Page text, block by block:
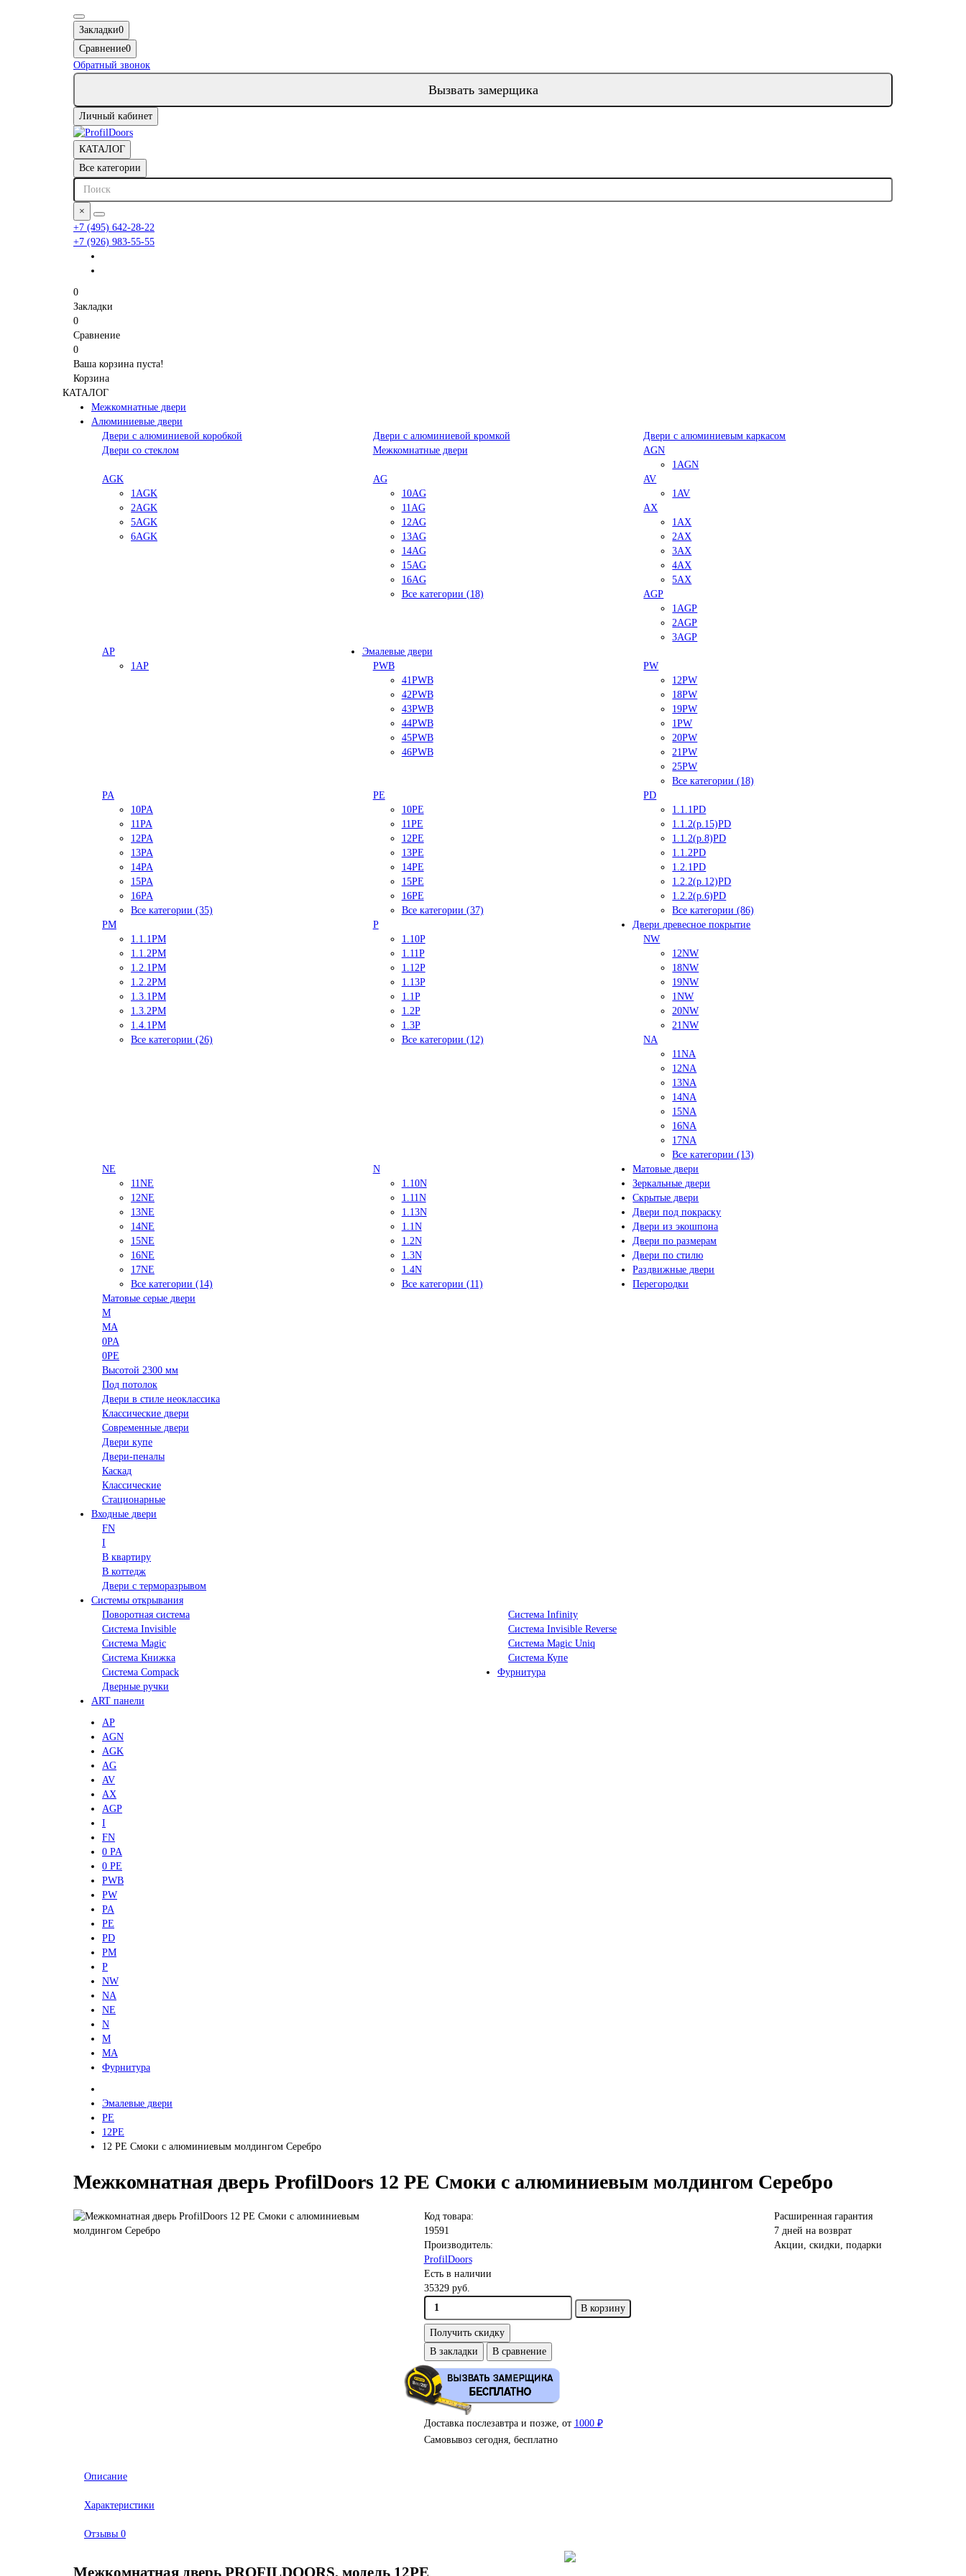
Закладки0
Сравнение0
Обратный звонок
Вызвать замерщика
Личный кабинет
КАТАЛОГ
Все категории
×
+7 (495) 642-28-22
+7 (926) 983-55-55
0
Закладки
0
Сравнение
0
Ваша корзина пуста!
Корзина
КАТАЛОГ
Межкомнатные двери
Алюминиевые двери
Двери с алюминиевой коробкой
Двери с алюминиевой кромкой
Двери с алюминиевым каркасом
Двери со стеклом
Межкомнатные двери
AGN
1AGN
AGK
1AGK
2AGK
5AGK
6AGK
AG
10AG
11AG
12AG
13AG
14AG
15AG
16AG
Все категории (18)
AV
1AV
AX
1AX
2AX
3AX
4AX
5AX
AGP
1AGP
2AGP
3AGP
AP
1AP
Эмалевые двери
PWB
41PWB
42PWB
43PWB
44PWB
45PWB
46PWB
PW
12PW
18PW
19PW
1PW
20PW
21PW
25PW
Все категории (18)
PA
10PA
11PA
12PA
13PA
14PA
15PA
16PA
Все категории (35)
PE
10PE
11PE
12PE
13PE
14PE
15PE
16PE
Все категории (37)
PD
1.1.1PD
1.1.2(р.15)PD
1.1.2(р.8)PD
1.1.2PD
1.2.1PD
1.2.2(р.12)PD
1.2.2(р.6)PD
Все категории (86)
PM
1.1.1PM
1.1.2PM
1.2.1PM
1.2.2PM
1.3.1PM
1.3.2PM
1.4.1PM
Все категории (26)
P
1.10P
1.11P
1.12P
1.13P
1.1P
1.2P
1.3P
Все категории (12)
Двери древесное покрытие
NW
12NW
18NW
19NW
1NW
20NW
21NW
NA
11NA
12NA
13NA
14NA
15NA
16NA
17NA
Все категории (13)
NE
11NE
12NE
13NE
14NE
15NE
16NE
17NE
Все категории (14)
N
1.10N
1.11N
1.13N
1.1N
1.2N
1.3N
1.4N
Все категории (11)
Матовые двери
Матовые серые двери
Зеркальные двери
M
MA
Скрытые двери
0PA
0PE
Двери под покраску
Двери из экошпона
Двери по размерам
Высотой 2300 мм
Под потолок
Двери по стилю
Двери в стиле неоклассика
Классические двери
Современные двери
Раздвижные двери
Двери купе
Двери-пеналы
Перегородки
Каскад
Классические
Стационарные
Входные двери
FN
I
В квартиру
В коттедж
Двери с терморазрывом
Системы открывания
Поворотная система
Система Infinity
Система Invisible
Система Invisible Reverse
Система Magic
Система Magic Uniq
Система Книжка
Система Купе
Система Compack
Фурнитура
Дверные ручки
ART панели
AP
AGN
AGK
AG
AV
AX
AGP
I
FN
0 PA
0 PE
PWB
PW
PA
PE
PD
PM
P
NW
NA
NE
N
M
MA
Фурнитура
Эмалевые двери
PE
12PE
12 PE Смоки с алюминиевым молдингом Серебро
Межкомнатная дверь ProfilDoors 12 PE Смоки с алюминиевым молдингом Серебро
Код товара:
19591
Производитель:
ProfilDoors
Есть в наличии
35329 руб.
В корзину
Получить скидку
В закладки
В сравнение
Доставка послезавтра и позже, от 1000 ₽
Самовывоз сегодня, бесплатно
Расширенная гарантия
7 дней на возврат
Акции, скидки, подарки
Описание
Характеристики
Отзывы 0
Межкомнатная дверь PROFILDOORS, модель 12PE